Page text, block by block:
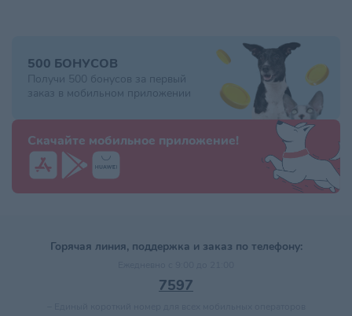
500 БОНУСОВ
Получи 500 бонусов за первый
заказ в мобильном приложении
Скачайте мобильное приложение!
Горячая линия, поддержка и заказ по телефону:
7597